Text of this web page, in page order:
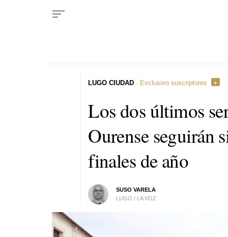
Los dos últimos
Ourense seguirán
finales de año
SUSO VARELA
LUGO / LA VOZ
LUGO CIUDAD · Exclusivo suscriptores